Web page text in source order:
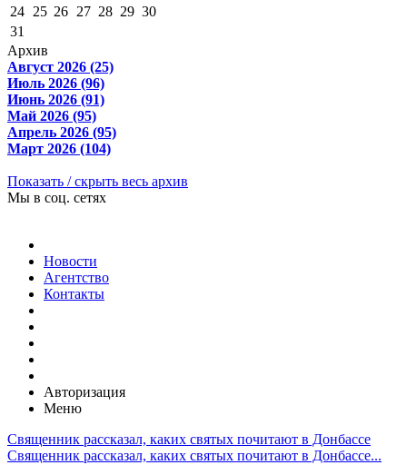
24 25 26 27 28 29 30
31
Архив
Август 2026 (25)
Июль 2026 (96)
Июнь 2026 (91)
Май 2026 (95)
Апрель 2026 (95)
Март 2026 (104)
Показать / скрыть весь архив
Мы в соц. сетях
Новости
Агентство
Контакты
Авторизация
Меню
Священник рассказал, каких святых почитают в Донбассе
Священник рассказал, каких святых почитают в Донбассе...